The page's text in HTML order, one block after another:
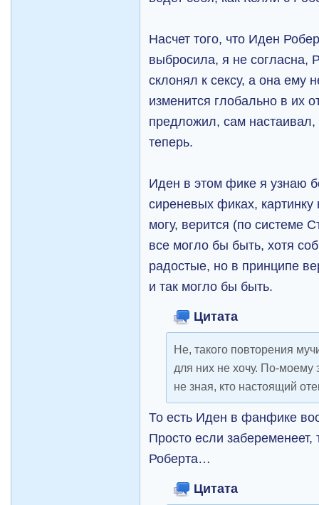
Насчет того, что Иден
выбросила, я не согласна,
склонял к сексу, а она ему
изменится глобально в их
предложил, сам
теперь.
Иден в этом фике я узнаю
сиреневых фиках,
могу, верится (по системе
все могло бы быть, хотя
радостые, но в принципе
и так могло бы быть.
Цитата
Не, такого повторения
для них не хочу. По-моему
не зная, кто настоящий
То есть Иден в фанфике
Просто если забеременеет,
Роберта…
Цитата